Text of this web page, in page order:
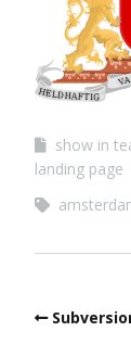
show in
landing page